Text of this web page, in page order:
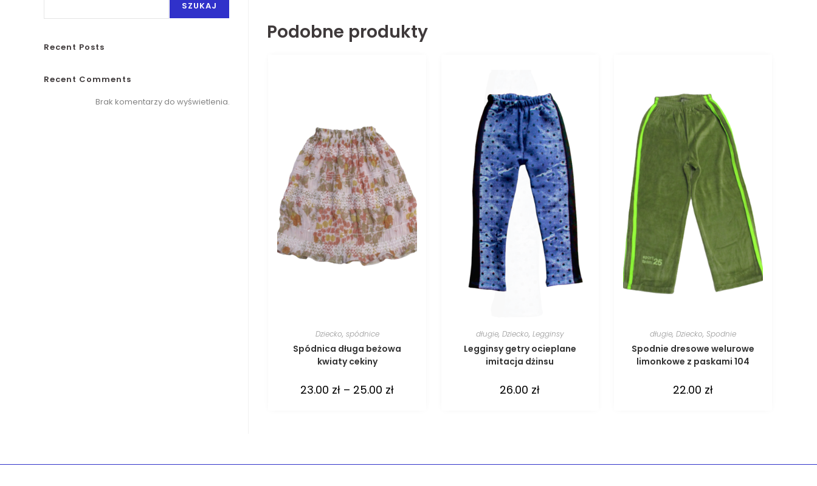
Podobne produkty
Dziecko, spódnice
Spódnica długa beżowa
kwiaty cekiny
23.00 zł – 25.00 zł
długie, Dziecko, Legginsy
Legginsy getry ocieplane
imitacja dżinsu
26.00 zł
długie, Dziecko, Spodnie
Spodnie dresowe welurowe
limonkowe z paskami 104
22.00 zł
SZUKAJ
Recent Posts
Recent Comments
Brak komentarzy do wyświetlenia.